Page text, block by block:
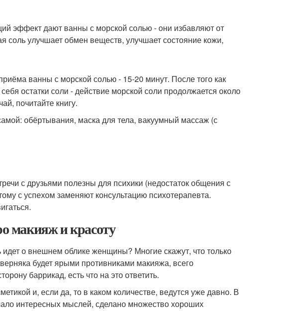
эффект дают ванны с морской солью - они избавляют от
улучшает обмен веществ, улучшает состояние кожи,
ванны с морской солью - 15-20 минут. После того как
остатки соли - действие морской соли продолжается около
почитайте книгу.
обёртывания, маска для тела, вакуумный массаж (с
с друзьями полезны для психики (недостаток общения с
с успехом заменяют консультацию психотерапевта.
макияж и красоту
идет о внешнем облике женщины? Многие скажут, что только
будет ярыми противниками макияжа, всего
баррикад, есть что на это ответить.
и, если да, то в каком количестве, ведутся уже давно. В
интересных мыслей, сделано множество хороших